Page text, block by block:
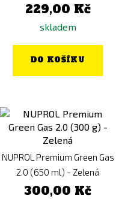
229,00 Kč
skladem
DO KOŠÍKU
NUPROL Premium Green Gas
2.0 (650 ml) - Zelená
300,00 Kč